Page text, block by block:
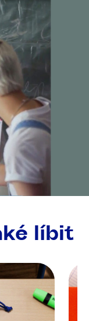
líbit